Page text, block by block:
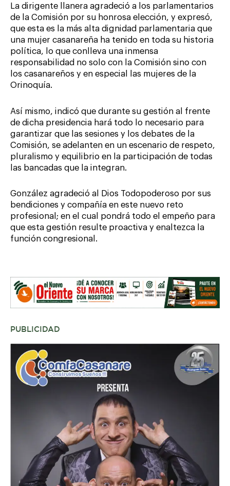
La dirigente llanera agradeció a los parlamentarios
de la Comisión por su honrosa elección, y expresó,
que esta es la más alta dignidad parlamentaria que
una mujer casanareña ha tenido en toda su historia
política, lo que conlleva una inmensa
responsabilidad no solo con la Comisión sino con
los casanareños y en especial las mujeres de la
Orinoquía.
Así mismo, indicó que durante su gestión al frente
de dicha presidencia hará todo lo necesario para
garantizar que las sesiones y los debates de la
Comisión, se adelanten en un escenario de respeto,
pluralismo y equilibrio en la participación de todas
las bancadas que la integran.
González agradeció al Dios Todopoderoso por sus
bendiciones y compañía en este nuevo reto
profesional; en el cual pondrá todo el empeño para
que esta gestión resulte proactiva y enaltezca la
función congresional.
PUBLICIDAD